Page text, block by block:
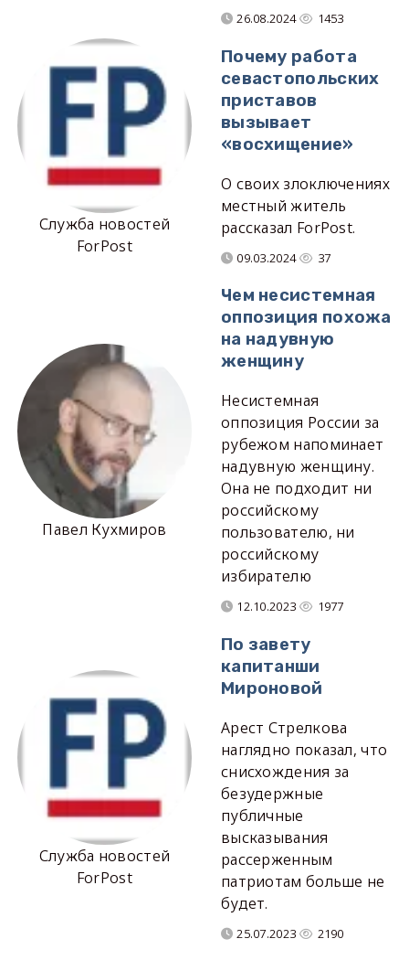
26.08.2024 1453
Служба новостей
ForPost
Почему работа
севастопольских
приставов
вызывает
«восхищение»
О своих злоключениях
местный житель
рассказал ForPost.
09.03.2024 37
Павел Кухмиров
Чем несистемная
оппозиция похожа
на надувную
женщину
Несистемная
оппозиция России за
рубежом напоминает
надувную женщину.
Она не подходит ни
российскому
пользователю, ни
российскому
избирателю
12.10.2023 1977
Служба новостей
ForPost
По завету
капитанши
Мироновой
Арест Стрелкова
наглядно показал, что
снисхождения за
безудержные
публичные
высказывания
рассерженным
патриотам больше не
будет.
25.07.2023 2190